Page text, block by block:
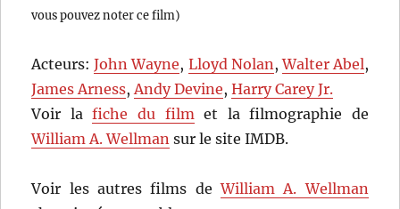
vous pouvez noter ce film)
Acteurs:John Wayne, Lloyd Nolan,Walter Abel,
James Arness,Andy Devine,Harry Carey Jr.
Voir lafiche du filmet la filmographie de
William A. Wellman sur le site IMDB.
Voir les autres films deWilliam A. Wellman